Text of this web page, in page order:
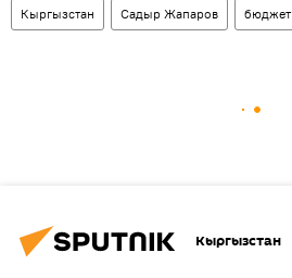
Кыргызстан Садыр Жапаров бюджет
Кыргызстан